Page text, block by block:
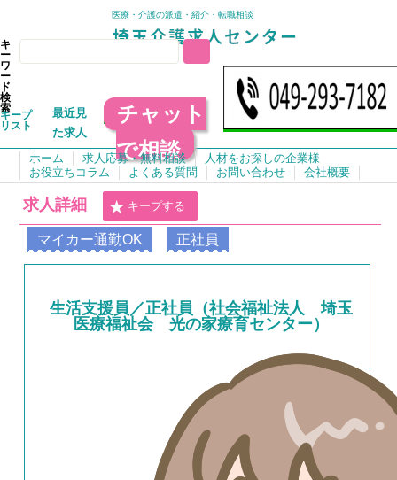
医療・介護の派遣・紹介・転職相談
キ
ー
ワ
ー
ド
検
索
キープ
リスト
最近見
た求人
チャット
で相談
ホーム 求人応募・無料相談
人材をお探しの企業様
お役立ちコラム
よくある質問 お問い合わせ 会社概要
求人詳細 キープする
マイカー通勤OK 正社員
生活支援員／正社員（社会福祉法人 埼玉
医療福祉会 光の家療育センター）